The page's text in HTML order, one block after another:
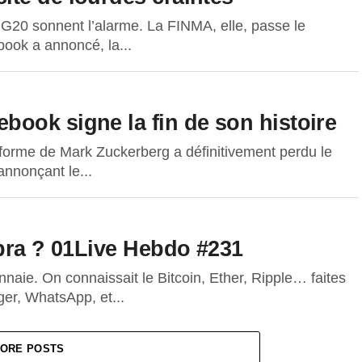
sonnent l’alarme. La FINMA, elle, passe le
a annoncé, la...
signe la fin de son histoire
de Mark Zuckerberg a définitivement perdu le
le...
? 01Live Hebdo #231
On connaissait le Bitcoin, Ether, Ripple… faites
WhatsApp, et...
POSTS